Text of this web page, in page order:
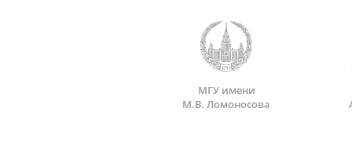
МГУ имени
М.В. Ломоносова